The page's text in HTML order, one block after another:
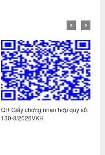
QR Giấy chứng nhận hợp quy số:
130-8/2026VKH